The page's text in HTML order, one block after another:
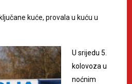
kuće, provala u kuću u
U srijedu 5.
kolovoza u
noćnim